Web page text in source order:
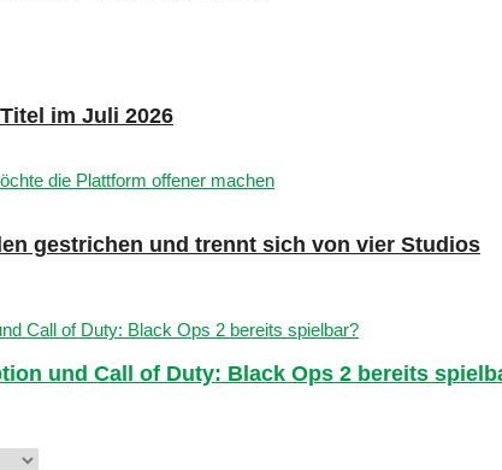
im Juli 2026
gestrichen und trennt sich von vier Studios
und Call of Duty: Black Ops 2 bereits